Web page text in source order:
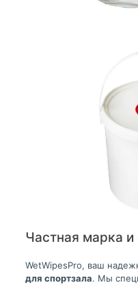
Частная марка и
WetWipesPro, ваш
для спортзала. Мы